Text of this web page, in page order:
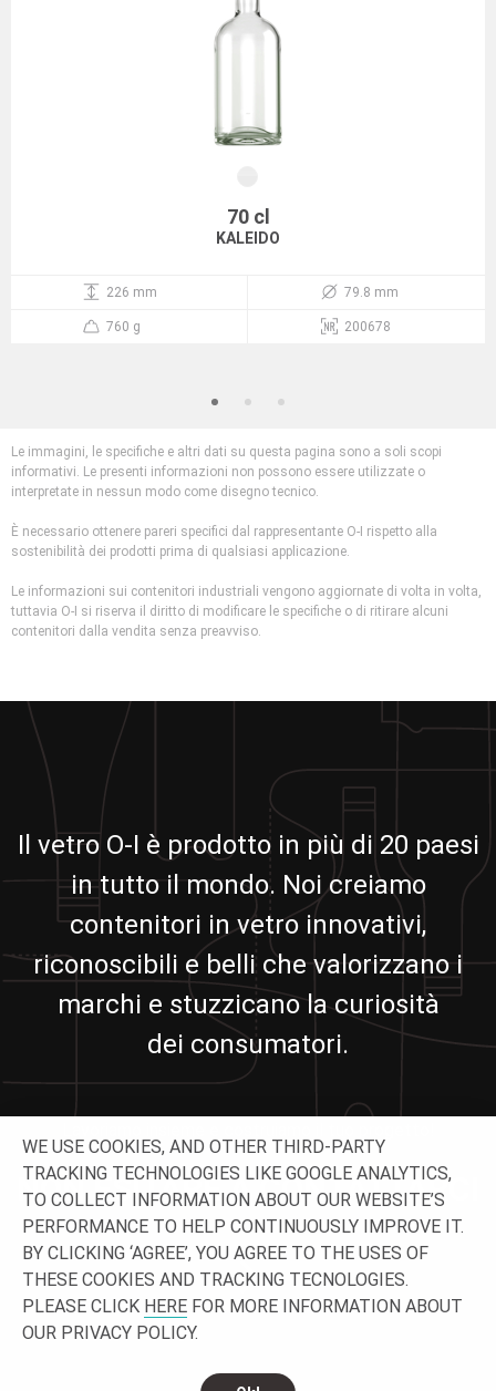
70 cl
KALEIDO
226 mm 79.8 mm
760 g 200678
Le immagini, le specifiche e altri dati su questa pagina sono a soli scopi
informativi. Le presenti informazioni non possono essere utilizzate o
interpretate in nessun modo come disegno tecnico.
È necessario ottenere pareri specifici dal rappresentante O-I rispetto alla
sostenibilità dei prodotti prima di qualsiasi applicazione.
Le informazioni sui contenitori industriali vengono aggiornate di volta in volta,
tuttavia O-I si riserva il diritto di modificare le specifiche o di ritirare alcuni
contenitori dalla vendita senza preavviso.
Il vetro O-I è prodotto in più di 20 paesi
in tutto il mondo. Noi creiamo
contenitori in vetro innovativi,
riconoscibili e belli che valorizzano i
marchi e stuzzicano la curiosità
dei consumatori.
NON ESITARE A CONTATTARCI
WE USE COOKIES, AND OTHER THIRD-PARTY
TRACKING TECHNOLOGIES LIKE GOOGLE ANALYTICS,
TO COLLECT INFORMATION ABOUT OUR WEBSITE’S
PERFORMANCE TO HELP CONTINUOUSLY IMPROVE IT.
BY CLICKING ‘AGREE’, YOU AGREE TO THE USES OF
THESE COOKIES AND TRACKING TECNOLOGIES.
PLEASE CLICK HERE FOR MORE INFORMATION ABOUT
OUR PRIVACY POLICY.